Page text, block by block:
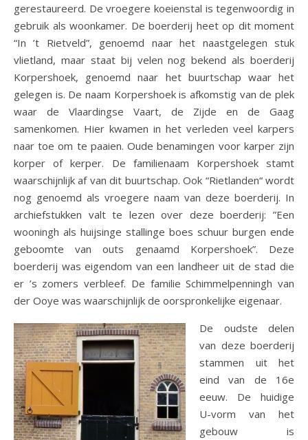
gerestaureerd. De vroegere koeienstal is tegenwoordig in
gebruik als woonkamer. De boerderij heet op dit moment
“In ’t Rietveld”, genoemd naar het naastgelegen stuk
vlietland, maar staat bij velen nog bekend als boerderij
Korpershoek, genoemd naar het buurtschap waar het
gelegen is. De naam Korpershoek is afkomstig van de plek
waar de Vlaardingse Vaart, de Zijde en de Gaag
samenkomen. Hier kwamen in het verleden veel karpers
naar toe om te paaien. Oude benamingen voor karper zijn
korper of kerper. De familienaam Korpershoek stamt
waarschijnlijk af van dit buurtschap. Ook “Rietlanden“ wordt
nog genoemd als vroegere naam van deze boerderij. In
archiefstukken valt te lezen over deze boerderij: ”Een
wooningh als huijsinge stallinge boes schuur burgen ende
geboomte van outs genaamd Korpershoek”. Deze
boerderij was eigendom van een landheer uit de stad die
er ’s zomers verbleef. De familie Schimmelpenningh van
der Ooye was waarschijnlijk de oorspronkelijke eigenaar.
De oudste delen
van deze boerderij
stammen uit het
eind van de 16e
eeuw. De huidige
U-vorm van het
gebouw is